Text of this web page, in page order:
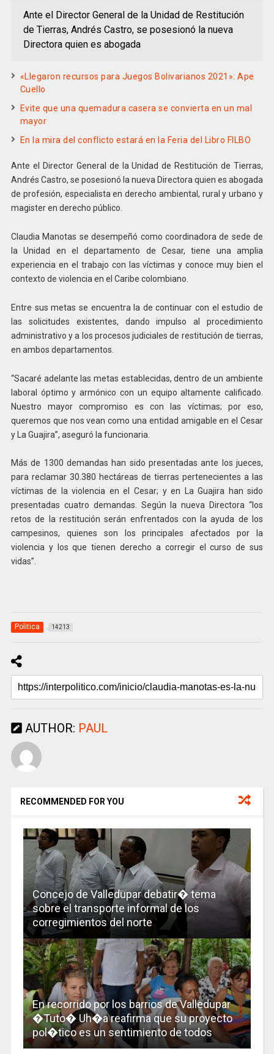
Ante el Director General de la Unidad de Restitución
de Tierras, Andrés Castro, se posesionó la nueva
Directora quien es abogada
«Llegaron recursos para Juegos Bolivarianos 2021»: Ape
Cuello
Evite que una quemadura casera se convierta en un mal
mayor
En la mira del conflicto estará en la Feria del Libro FILBO
Ante el Director General de la Unidad de Restitución de Tierras,
Andrés Castro, se posesionó la nueva Directora quien es abogada
de profesión, especialista en derecho ambiental, rural y urbano y
magister en derecho público.
Claudia Manotas se desempeñó como coordinadora de sede de
la Unidad en el departamento de Cesar, tiene una amplia
experiencia en el trabajo con las víctimas y conoce muy bien el
contexto de violencia en el Caribe colombiano.
Entre sus metas se encuentra la de continuar con el estudio de
las solicitudes existentes, dando impulso al procedimiento
administrativo y a los procesos judiciales de restitución de tierras,
en ambos departamentos.
“Sacaré adelante las metas establecidas, dentro de un ambiente
laboral óptimo y armónico con un equipo altamente calificado.
Nuestro mayor compromiso es con las víctimas; por eso,
queremos que nos vean como una entidad amigable en el Cesar
y La Guajira”, aseguró la funcionaria.
Más de 1300 demandas han sido presentadas ante los jueces,
para reclamar 30.380 hectáreas de tierras pertenecientes a las
víctimas de la violencia en el Cesar; y en La Guajira han sido
presentadas cuatro demandas. Según la nueva Directora “los
retos de la restitución serán enfrentados con la ayuda de los
campesinos, quienes son los principales afectados por la
violencia y los que tienen derecho a corregir el curso de sus
vidas”.
Politica 14213
AUTHOR: PAUL
RECOMMENDED FOR YOU
Concejo de Valledupar debatir� tema
sobre el transporte informal de los
corregimientos del norte
En recorrido por los barrios de Valledupar
�Tuto� Uh�a reafirma que su proyecto
pol�tico es un sentimiento de todos